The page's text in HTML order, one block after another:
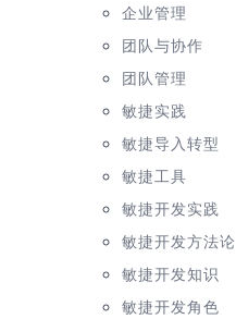
企业管理
团队与协作
团队管理
敏捷实践
敏捷导入转型
敏捷工具
敏捷开发实践
敏捷开发方法论
敏捷开发知识
敏捷开发角色